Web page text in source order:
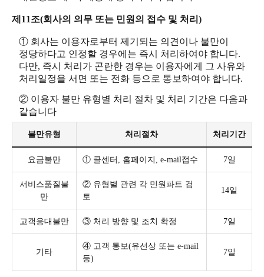
제11조(회사의 의무 또는 민원의 접수 및 처리)
① 회사는 이용자로부터 제기되는 의견이나 불만이
정당하다고 인정할 경우에는 즉시 처리하여야 합니다.
다만, 즉시 처리가 곤란한 경우는 이용자에게 그 사유와
처리일정을 서면 또는 전화 등으로 통보하여야 합니다.
② 이용자 불만 유형별 처리 절차 및 처리 기간은 다음과
같습니다
불만유형 처리절차 처리기간
요금불만 ① 콜센터, 홈페이지, e-mail접수 7일
서비스품질불
만
② 유형별 관련 각 민원파트 검
토
14일
고객응대불만 ③ 처리 방향 및 조치 확정 7일
기타
④ 고객 통보(유선상 또는 e-mail
등)
7일